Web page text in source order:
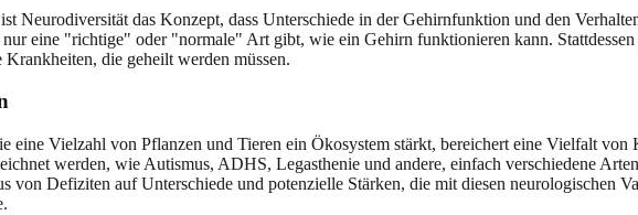
Neurodiversität das Konzept, dass Unterschiede in der Gehirnfunktion und den
eine "richtige" oder "normale" Art gibt, wie ein Gehirn funktionieren kann. Stattdessen
die geheilt werden müssen.
eine Vielzahl von Pflanzen und Tieren ein Ökosystem stärkt, bereichert eine Vielfalt von
werden, wie Autismus, ADHS, Legasthenie und andere, einfach verschiedene
von Defiziten auf Unterschiede und potenzielle Stärken, die mit diesen neurologischen